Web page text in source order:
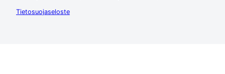
Tietosuojaseloste